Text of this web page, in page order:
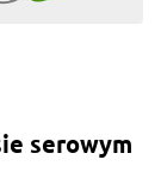
serowym